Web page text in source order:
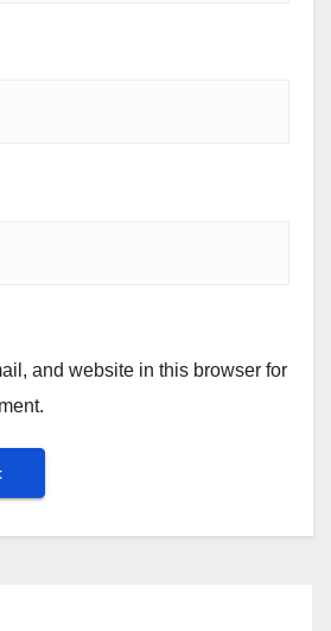
and website in this browser for